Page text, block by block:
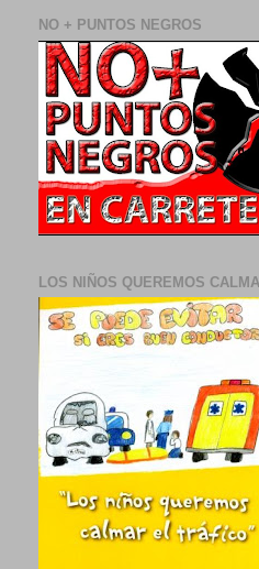
NO + PUNTOS NEGROS
LOS NIÑOS QUEREMOS